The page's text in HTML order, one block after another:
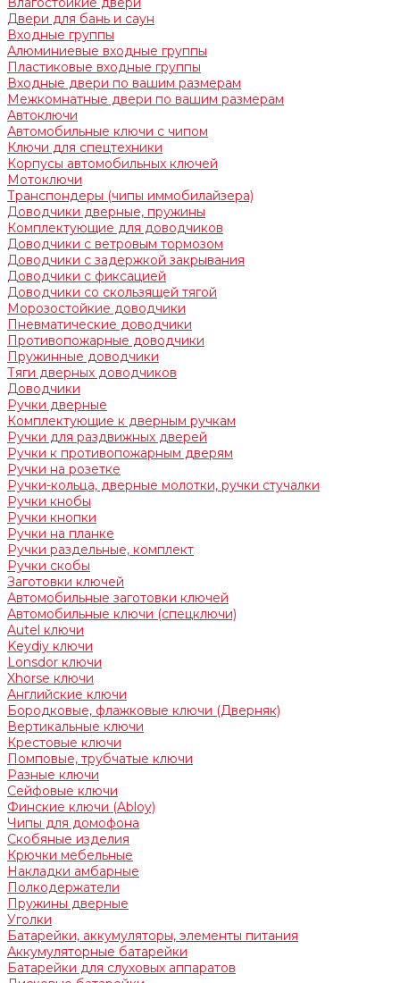
Двери для бань и саун
Входные группы
Алюминиевые входные группы
Пластиковые входные группы
Входные двери по вашим размерам
Межкомнатные двери по вашим размерам
Автоключи
Автомобильные ключи с чипом
Ключи для спецтехники
Корпусы автомобильных ключей
Мотоключи
Транспондеры (чипы иммобилайзера)
Доводчики дверные, пружины
Комплектующие для доводчиков
Доводчики с ветровым тормозом
Доводчики с задержкой закрывания
Доводчики с фиксацией
Доводчики со скользящей тягой
Морозостойкие доводчики
Пневматические доводчики
Противопожарные доводчики
Пружинные доводчики
Тяги дверных доводчиков
Доводчики
Ручки дверные
Комплектующие к дверным ручкам
Ручки для раздвижных дверей
Ручки к противопожарным дверям
Ручки на розетке
Ручки-кольца, дверные молотки, ручки стучалки
Ручки кнобы
Ручки кнопки
Ручки на планке
Ручки раздельные, комплект
Ручки скобы
Заготовки ключей
Автомобильные заготовки ключей
Автомобильные ключи (спецключи)
Autel ключи
Keydiy ключи
Lonsdor ключи
Xhorse ключи
Английские ключи
Бородковые, флажковые ключи (Дверняк)
Вертикальные ключи
Крестовые ключи
Помповые, трубчатые ключи
Разные ключи
Сейфовые ключи
Финские ключи (Abloy)
Чипы для домофона
Скобяные изделия
Крючки мебельные
Накладки амбарные
Полкодержатели
Пружины дверные
Уголки
Батарейки, аккумуляторы, элементы питания
Аккумуляторные батарейки
Батарейки для слуховых аппаратов